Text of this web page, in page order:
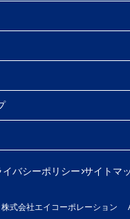
イバシーポリシー サイトマ
株式会社エイコーポレーション